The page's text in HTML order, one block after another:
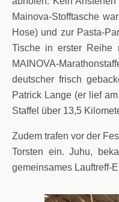
Mainova-Stofftasche
Hose) und zur Pasta-
Tische in erster Reihe
MAINOVA-
deutscher frisch
Patrick Lange (er lief
Staffel über 13,5
Zudem trafen vor der
Torsten ein. Juhu,
gemeinsames Lauftreff-